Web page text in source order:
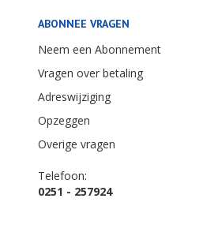
ABONNEE VRAGEN
Neem een Abonnement
Vragen over betaling
Adreswijziging
Opzeggen
Overige vragen
Telefoon:
0251 - 257924